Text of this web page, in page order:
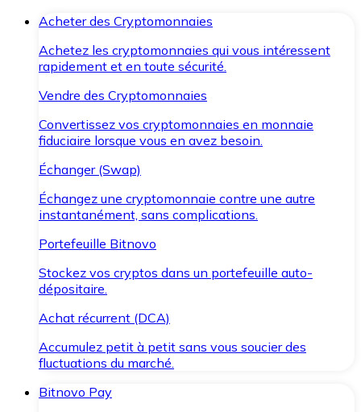
Acheter des Cryptomonnaies
Achetez les cryptomonnaies qui vous intéressent
rapidement et en toute sécurité.
Vendre des Cryptomonnaies
Convertissez vos cryptomonnaies en monnaie
fiduciaire lorsque vous en avez besoin.
Échanger (Swap)
Échangez une cryptomonnaie contre une autre
instantanément, sans complications.
Portefeuille Bitnovo
Stockez vos cryptos dans un portefeuille auto-
dépositaire.
Achat récurrent (DCA)
Accumulez petit à petit sans vous soucier des
fluctuations du marché.
Bitnovo Pay